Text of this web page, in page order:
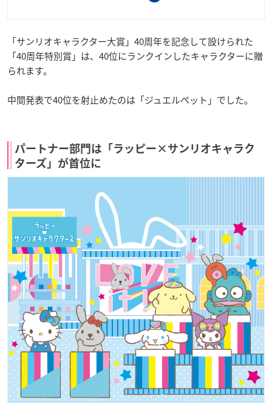
「サンリオキャラクター大賞」40周年を記念して設けられた
「40周年特別賞」は、40位にランクインしたキャラクターに贈
られます。
中間発表で40位を射止めたのは「ジュエルペット」でした。
パートナー部門は「ラッピー×サンリオキャラク
ターズ」が首位に